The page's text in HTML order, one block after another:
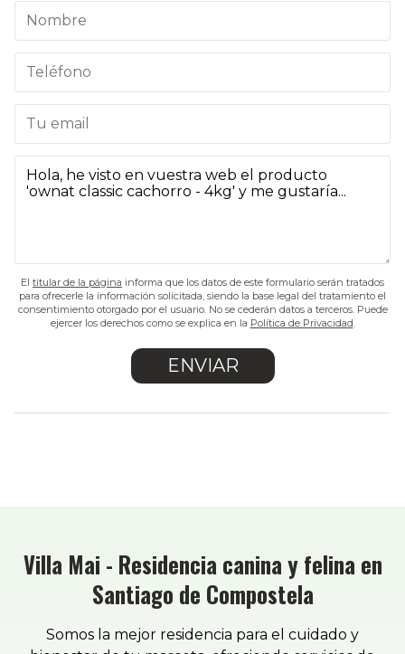
El titular de la página informa que los datos de este formulario serán tratados
para ofrecerle la información solicitada, siendo la base legal del tratamiento el
consentimiento otorgado por el usuario. No se cederán datos a terceros. Puede
ejercer los derechos como se explica en la Política de Privacidad
Villa Mai - Residencia canina y felina en
Santiago de Compostela
Somos la mejor residencia para el cuidado y